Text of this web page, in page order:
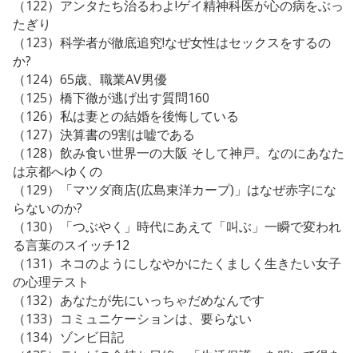
（122）アンタたち治るわよ!ゲイ精神科医が心の病をぶっ
たぎり
（123）科学者が徹底追究!なぜ女性はセックスをするの
か?
（124）65歳、職業AV男優
（125）橋下徹が逃げ出す質問160
（126）私は妻との結婚を後悔している
（127）決算書の9割は嘘である
（128）飲み食い世界一の大阪 そして神戸。なのにあなた
は京都へゆくの
（129）「マツダ商店(広島東洋カープ)」はなぜ赤字にな
らないのか?
（130）「つぶやく」時代にあえて「叫ぶ」一瞬で変われ
る言葉のスイッチ12
（131）ネコのようにしなやかにたくましく生きたい女子
の心理テスト
（132）あなたが先にいっちゃだめなんです
（133）コミュニケーションは、要らない
（134）ゾンビ日記